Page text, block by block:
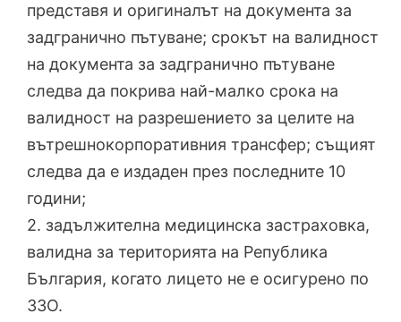
представя и оригиналът на документа за
задгранично пътуване; срокът на валидност
на документа за задгранично пътуване
следва да покрива най-малко срока на
валидност на разрешението за целите на
вътрешнокорпоративния трансфер; същият
следва да е издаден през последните 10
години;
2. задължителна медицинска застраховка,
валидна за територията на Република
България, когато лицето не е осигурено по
ЗЗО.